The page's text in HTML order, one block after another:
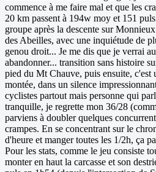
commence à me faire mal et que les
20 km passent à 194w moy et 151
groupe après la descente sur
des Abeilles, avec une inquiétude de
genou droit... Je me dis que je verrai
abandonner... transition sans histoire
pied du Mt Chauve, puis ensuite, c'est
montée, dans un silence
cyclistes partout mais personne qui
tranquille, je regrette mon 36/28
parviens à doubler quelques
crampes. En se concentrant sur le
d'heure et manger toutes les 1/2h, ça
Pour les stats, comme le jeu consiste
monter en haut la carcasse et son